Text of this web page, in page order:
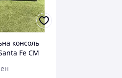
консоль
Fe CM